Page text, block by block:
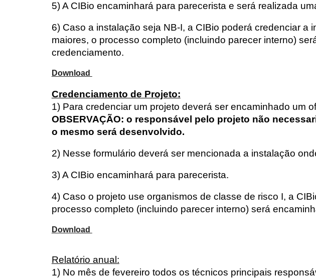
5) A CIBio encaminhará para parecerista e será realizada
6) Caso a instalação seja NB-I, a CIBio poderá credenciar
maiores, o processo completo (incluindo parecer interno)
credenciamento.
Download
Credenciamento de Projeto:
1) Para credenciar um projeto deverá ser encaminhado um
OBSERVAÇÃO: o responsável pelo projeto não
o mesmo será desenvolvido.
2) Nesse formulário deverá ser mencionada a instalação
3) A CIBio encaminhará para parecerista.
4) Caso o projeto use organismos de classe de risco I, a
processo completo (incluindo parecer interno) será
Download
Relatório anual:
1) No mês de fevereiro todos os técnicos principais